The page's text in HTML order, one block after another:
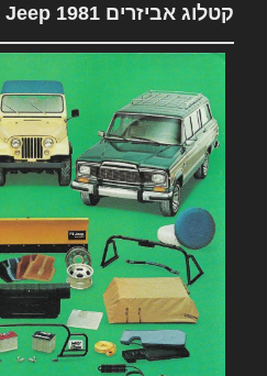
קטלוג אביזרים 1981 Jeep